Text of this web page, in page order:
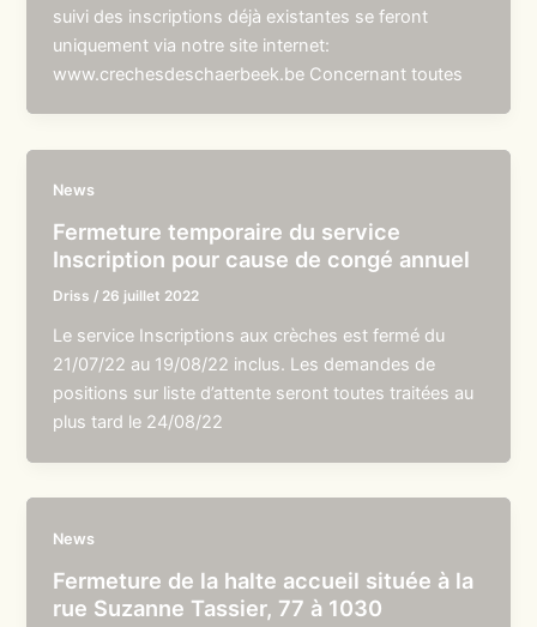
suivi des inscriptions déjà existantes se feront
uniquement via notre site internet:
www.crechesdeschaerbeek.be Concernant toutes
News
Fermeture temporaire du service
Inscription pour cause de congé annuel
Driss / 26 juillet 2022
Le service Inscriptions aux crèches est fermé du
21/07/22 au 19/08/22 inclus. Les demandes de
positions sur liste d’attente seront toutes traitées au
plus tard le 24/08/22
News
Fermeture de la halte accueil située à la
rue Suzanne Tassier, 77 à 1030